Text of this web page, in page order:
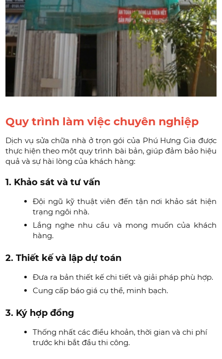
Quy trình làm việc chuyên nghiệp
Dịch vụ sửa chữa nhà ở trọn gói của Phú Hưng Gia được
thực hiện theo một quy trình bài bản, giúp đảm bảo hiệu
quả và sự hài lòng của khách hàng:
1. Khảo sát và tư vấn
Đội ngũ kỹ thuật viên đến tận nơi khảo sát hiện
trạng ngôi nhà.
Lắng nghe nhu cầu và mong muốn của khách
hàng.
2. Thiết kế và lập dự toán
Đưa ra bản thiết kế chi tiết và giải pháp phù hợp.
Cung cấp báo giá cụ thể, minh bạch.
3. Ký hợp đồng
Thống nhất các điều khoản, thời gian và chi phí
trước khi bắt đầu thi công.